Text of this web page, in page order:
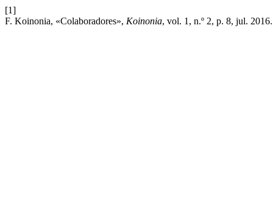
[1]
F. Koinonia, «Colaboradores», Koinonia, vol. 1, n.º 2, p. 8, jul. 2016.